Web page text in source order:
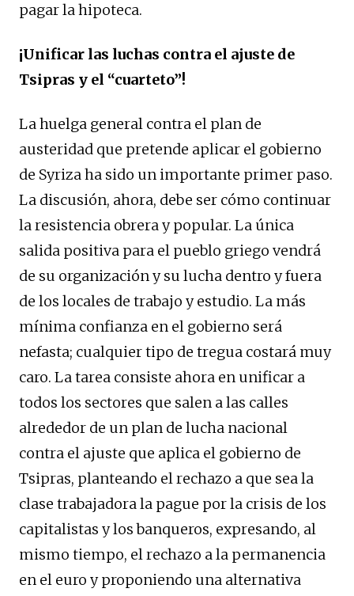
pagar la hipoteca.
¡Unificar las luchas contra el ajuste de
Tsipras y el “cuarteto”!
La huelga general contra el plan de
austeridad que pretende aplicar el gobierno
de Syriza ha sido un importante primer paso.
La discusión, ahora, debe ser cómo continuar
la resistencia obrera y popular. La única
salida positiva para el pueblo griego vendrá
de su organización y su lucha dentro y fuera
de los locales de trabajo y estudio. La más
mínima confianza en el gobierno será
nefasta; cualquier tipo de tregua costará muy
caro. La tarea consiste ahora en unificar a
todos los sectores que salen a las calles
alrededor de un plan de lucha nacional
contra el ajuste que aplica el gobierno de
Tsipras, planteando el rechazo a que sea la
clase trabajadora la pague por la crisis de los
capitalistas y los banqueros, expresando, al
mismo tiempo, el rechazo a la permanencia
en el euro y proponiendo una alternativa